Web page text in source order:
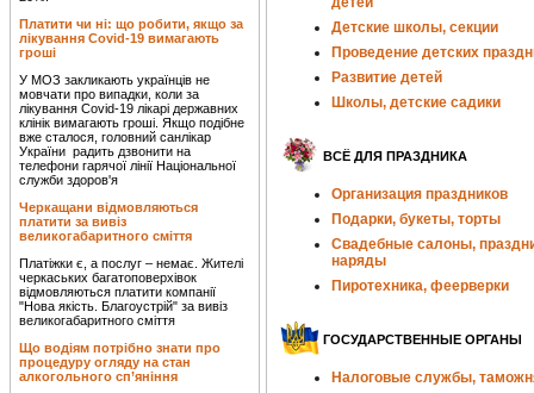
Платити чи ні: що робити, якщо за
лікування Covid-19 вимагають
гроші
У МОЗ закликають українців не
мовчати про випадки, коли за
лікування Covid-19 лікарі державних
клінік вимагають гроші. Якщо подібне
вже сталося, головний санлікар
України радить дзвонити на
телефони гарячої лінії Національної
служби здоров'я
Черкащани відмовляються
платити за вивіз
великогабаритного сміття
Платіжки є, а послуг – немає. Жителі
черкаських багатоповерхівок
відмовляються платити компанії
"Нова якість. Благоустрій" за вивіз
великогабаритного сміття
Що водіям потрібно знати про
процедуру огляду на стан
алкогольного сп’яніння
Детские школы, секции
Проведение детских
Развитие детей
Школы, детские садики
ВСЁ ДЛЯ ПРАЗДНИКА
Организация праздников
Подарки, букеты, торты
Свадебные салоны,
наряды
Пиротехника, феерверки
ГОСУДАРСТВЕННЫЕ ОРГАНЫ
Налоговые службы,